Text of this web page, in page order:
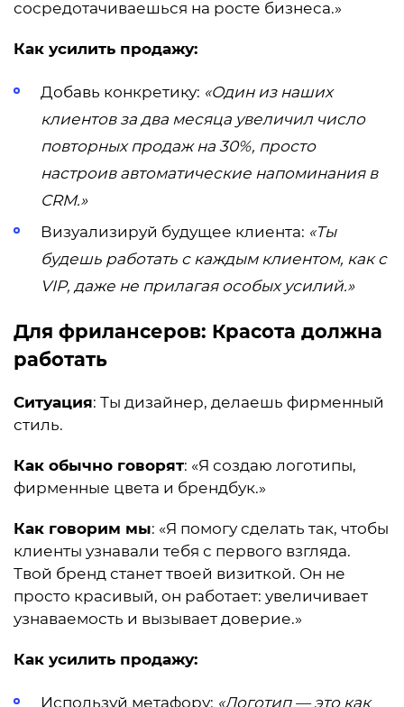
сосредотачиваешься на росте бизнеса.»
Как усилить продажу:
Добавь конкретику: «Один из наших
клиентов за два месяца увеличил число
повторных продаж на 30%, просто
настроив автоматические напоминания в
CRM.»
Визуализируй будущее клиента: «Ты
будешь работать с каждым клиентом, как с
VIP, даже не прилагая особых усилий.»
Для фрилансеров: Красота должна
работать
Ситуация: Ты дизайнер, делаешь фирменный
стиль.
Как обычно говорят: «Я создаю логотипы,
фирменные цвета и брендбук.»
Как говорим мы: «Я помогу сделать так, чтобы
клиенты узнавали тебя с первого взгляда.
Твой бренд станет твоей визиткой. Он не
просто красивый, он работает: увеличивает
узнаваемость и вызывает доверие.»
Как усилить продажу:
Используй метафору: «Логотип — это как